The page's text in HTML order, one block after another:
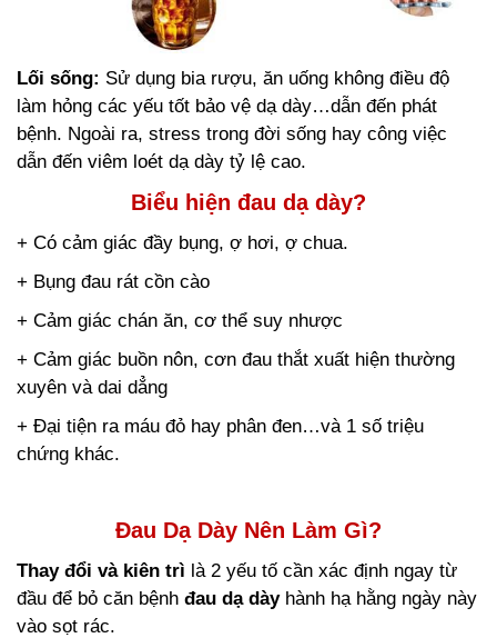
Lối sống: Sử dụng bia rượu, ăn uống không điều độ
làm hỏng các yếu tốt bảo vệ dạ dày…dẫn đến phát
bệnh. Ngoài ra, stress trong đời sống hay công việc
dẫn đến viêm loét dạ dày tỷ lệ cao.
Biểu hiện đau dạ dày?
+ Có cảm giác đầy bụng, ợ hơi, ợ chua.
+ Bụng đau rát cồn cào
+ Cảm giác chán ăn, cơ thể suy nhược
+ Cảm giác buồn nôn, cơn đau thắt xuất hiện thường
xuyên và dai dẳng
+ Đại tiện ra máu đỏ hay phân đen…và 1 số triệu
chứng khác.
Đau Dạ Dày Nên Làm Gì?
Thay đổi và kiên trì là 2 yếu tố cần xác định ngay từ
đầu để bỏ căn bệnh đau dạ dày hành hạ hằng ngày này
vào sọt rác.